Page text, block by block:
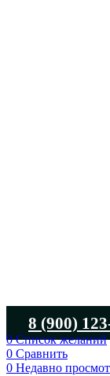
8 (900)
0Список желаний
0 Сравнить
0 Недавно